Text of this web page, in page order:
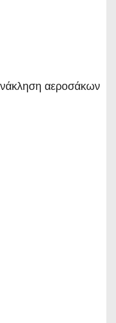
αεροσάκων